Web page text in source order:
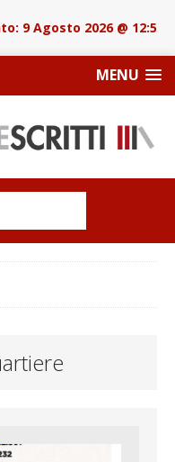
9 Agosto 2026 @ 12:58
MENU